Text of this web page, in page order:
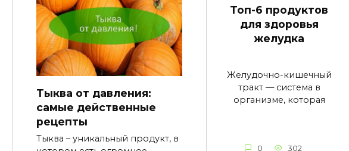
Тыква от давления:
самые действенные
рецепты
Тыква – уникальный продукт, в
Топ-6 продуктов
для здоровья
желудка
Желудочно-кишечный
тракт — система в
организме, которая
0 302